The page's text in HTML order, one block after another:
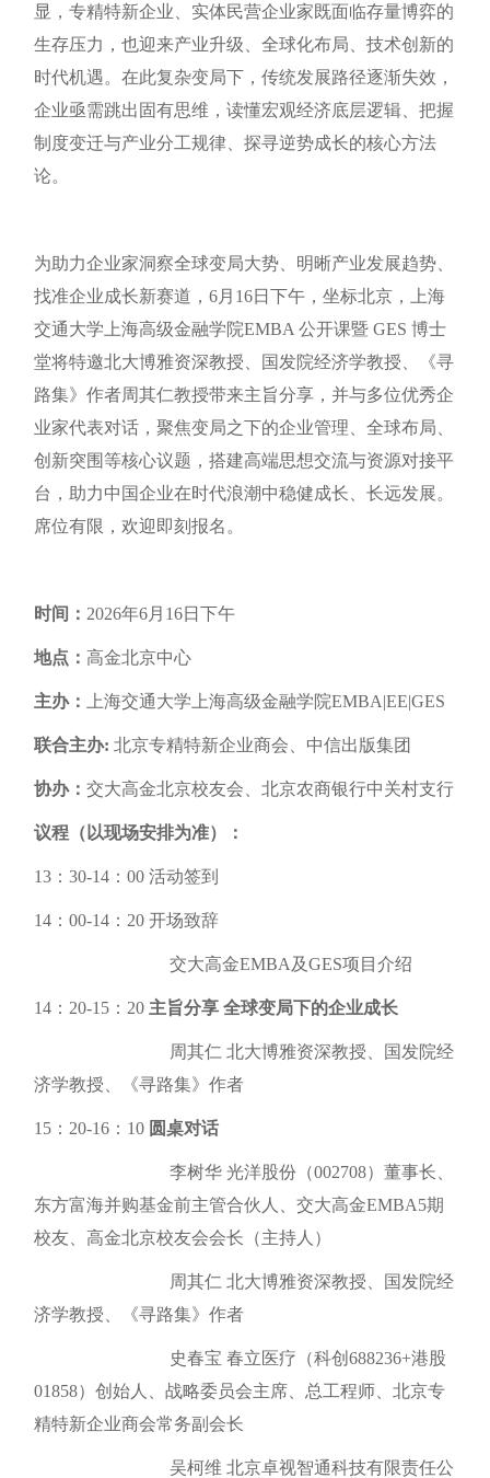
显，专精特新企业、实体民营企业家既面临存量博弈的
生存压力，也迎来产业升级、全球化布局、技术创新的
时代机遇。在此复杂变局下，传统发展路径逐渐失效，
企业亟需跳出固有思维，读懂宏观经济底层逻辑、把握
制度变迁与产业分工规律、探寻逆势成长的核心方法
论。
为助力企业家洞察全球变局大势、明晰产业发展趋势、
找准企业成长新赛道，6月16日下午，坐标北京，上海
交通大学上海高级金融学院EMBA 公开课暨 GES 博士
堂将特邀北大博雅资深教授、国发院经济学教授、《寻
路集》作者周其仁教授带来主旨分享，并与多位优秀企
业家代表对话，聚焦变局之下的企业管理、全球布局、
创新突围等核心议题，搭建高端思想交流与资源对接平
台，助力中国企业在时代浪潮中稳健成长、长远发展。
席位有限，欢迎即刻报名。
时间： 2026年6月16日下午
地点： 高金北京中心
主办： 上海交通大学上海高级金融学院EMBA|EE|GES
联合主办: 北京专精特新企业商会、中信出版集团
协办： 交大高金北京校友会、北京农商银行中关村支行
议程（以现场安排为准）：
13：30-14：00 活动签到
14：00-14：20 开场致辞
交大高金EMBA及GES项目介绍
14：20-15：20 主旨分享 全球变局下的企业成长
周其仁 北大博雅资深教授、国发院经
济学教授、《寻路集》作者
15：20-16：10 圆桌对话
李树华 光洋股份（002708）董事长、
东方富海并购基金前主管合伙人、交大高金EMBA5期
校友、高金北京校友会会长（主持人）
周其仁 北大博雅资深教授、国发院经
济学教授、《寻路集》作者
史春宝 春立医疗（科创688236+港股
01858）创始人、战略委员会主席、总工程师、北京专
精特新企业商会常务副会长
吴柯维 北京卓视智通科技有限责任公